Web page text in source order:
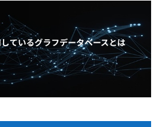
ているグラフデータベースとは